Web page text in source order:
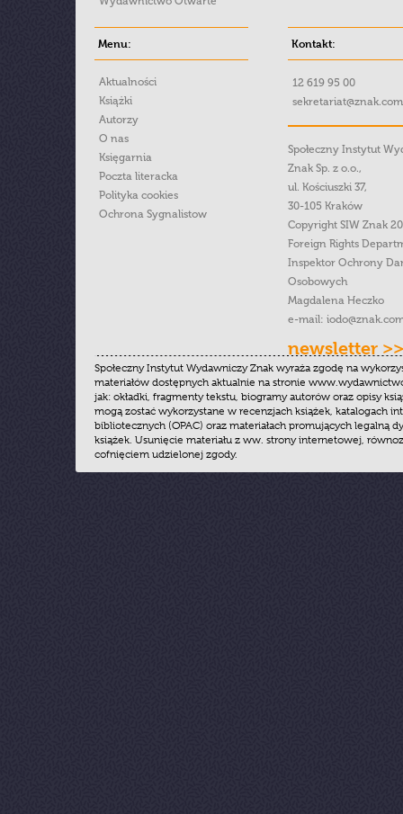
Menu:
Aktualności
Książki
Autorzy
O nas
Księgarnia
Poczta literacka
Polityka cookies
Ochrona Sygnalistow
Kontakt:
12 619 95 00
Społeczny Instytut
Znak Sp. z o.o.,
ul. Kościuszki 37,
30-105 Kraków
Copyright SIW Znak
Foreign Rights
Inspektor Ochrony
Osobowych
Magdalena Heczko
e-mail:
newsletter >>
Społeczny Instytut Wydawniczy Znak wyraża zgodę na
materiałów dostępnych aktualnie na stronie
jak: okładki, fragmenty tekstu, biogramy autorów oraz opisy
mogą zostać wykorzystane w recenzjach książek, katalogach
bibliotecznych (OPAC) oraz materiałach promujących legalną
książek. Usunięcie materiału z ww. strony internetowej,
cofnięciem udzielonej zgody.